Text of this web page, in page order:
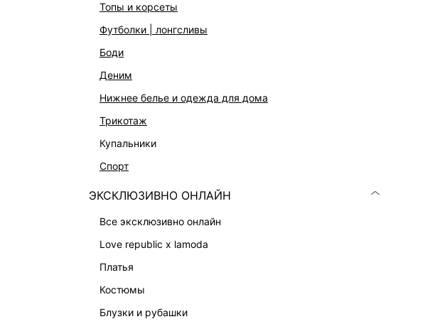
топы и корсеты
футболки | лонгсливы
боди
деним
нижнее белье и одежда для дома
трикотаж
купальники
спорт
ЭКСКЛЮЗИВНО ОНЛАЙН
все эксклюзивно онлайн
love republic x lamoda
платья
костюмы
блузки и рубашки
АКСЕССУАРЫ И УКРАШЕНИЯ
ФИНАЛЬНАЯ РАСПРОДАЖА
ПОДАРОЧНЫЕ СЕРТИФИКАТЫ
БАЛЬЗАМЫ-ТИНТЫ
ЛИМИТИРОВАННЫЕ КОЛЛЕКЦИИ
КАПСУЛЬНЫЙ ГАРДЕРОБ
БОХО-ШИК
В ОТТЕНКАХ СЕРОГО
LOVE REPUBLIC MAISON
ДАЙДЖЕСТ